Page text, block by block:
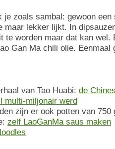
je zoals sambal: gewoon een
maar lekker lijkt. In
te worden maar dat kan wel.
Gan Ma chili olie. Eenmaal
van Tao Huabi: de
multi-miljonair werd
zijn er ook potten van
zelf LaoGanMa saus maken